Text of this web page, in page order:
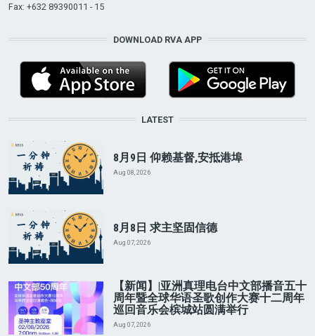
Fax: +632 89390011 - 15
DOWNLOAD RVA APP
LATEST
8月9日 仰赖基督,安抵港埠
Aug 08, 2026
8月8日 求主坚固信德
Aug 07, 2026
【新闻】|亚洲真理电台中文部播音五十
周年暨全球华语圣歌创作大赛十二周年
巡回音乐会槟城站圆满举行
Aug 07, 2026